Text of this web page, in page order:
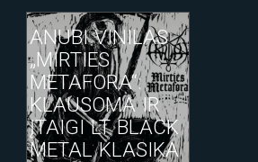
ANUBI VINILAS
„MIRTIES
METAFORA“:
KLAUSOMA IR
ĮTAIGI LT BLACK
METAL KLASIKA